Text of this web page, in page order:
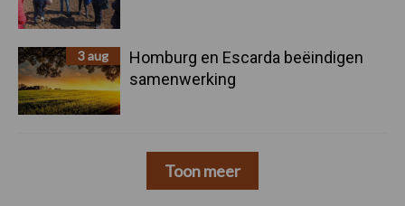
3 aug
Homburg en Escarda beëindigen
samenwerking
Toon meer